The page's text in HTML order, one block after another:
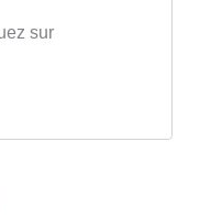
sur